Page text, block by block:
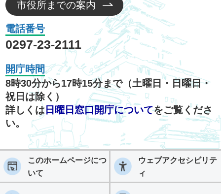
市役所までの案内
電話番号
0297-23-2111
開庁時間
8時30分から17時15分まで（土曜日・日曜日・
祝日は除く）
詳しくは 日曜日窓口開庁についてをご覧くださ
い。
このホームページにつ
いて
ウェブアクセシビリテ
ィ